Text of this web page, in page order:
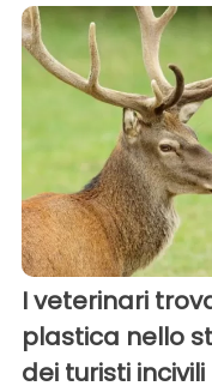
I veterinari
plastica nello
dei turisti incivili